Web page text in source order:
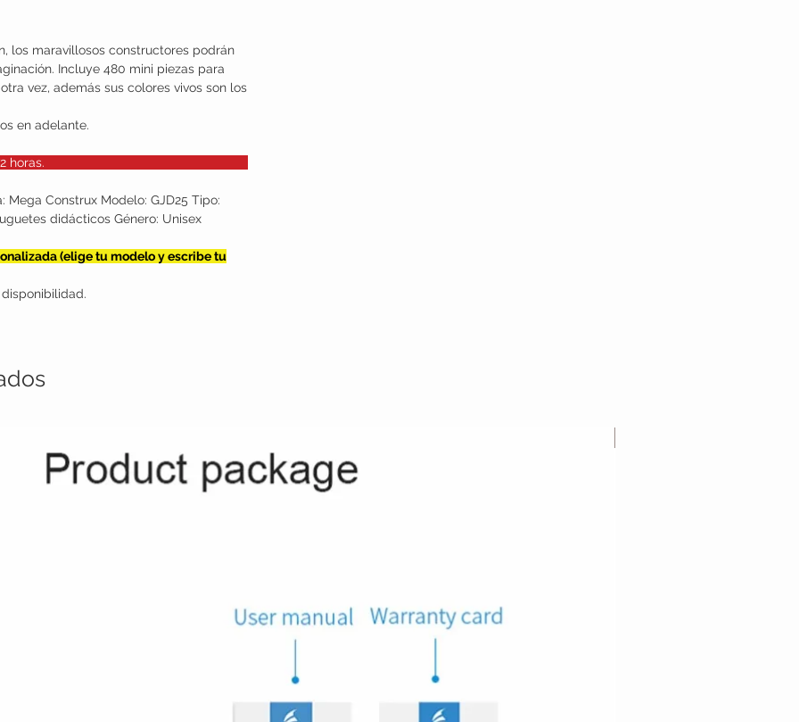
los maravillosos constructores podrán
Incluye 480 mini piezas para
vez, además sus colores vivos son los
en adelante.
48 y 72 horas.
Construx Modelo: GJD25 Tipo:
didácticos Género: Unisex
(elige tu modelo y escribe tu